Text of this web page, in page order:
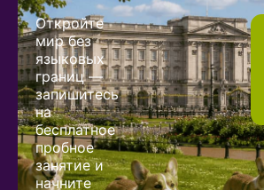
Откройте
мир без
языковых
границ —
запишитесь
на
бесплатное
пробное
занятие и
начните